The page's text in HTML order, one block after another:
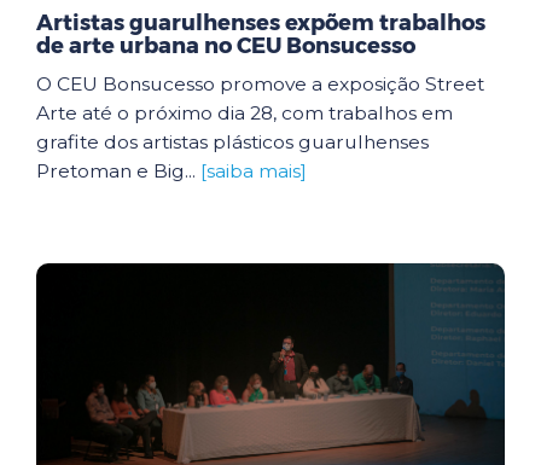
Artistas guarulhenses expõem trabalhos
de arte urbana no CEU Bonsucesso
O CEU Bonsucesso promove a exposição Street
Arte até o próximo dia 28, com trabalhos em
grafite dos artistas plásticos guarulhenses
Pretoman e Big... [saiba mais]